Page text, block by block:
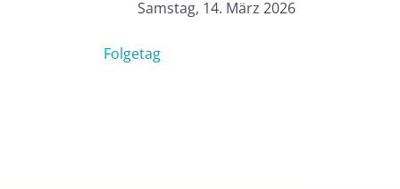
Samstag, 14. März 2026
Folgetag